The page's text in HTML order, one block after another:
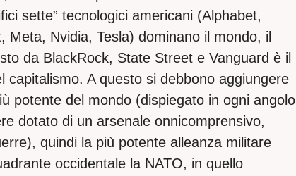
sette” tecnologici americani (Alphabet,
Meta, Nvidia, Tesla) dominano il mondo, il
da BlackRock, State Street e Vanguard è il
capitalismo. A questo si debbono aggiungere
potente del mondo (dispiegato in ogni angolo
dotato di un arsenale onnicomprensivo,
quindi la più potente alleanza militare
occidentale la NATO, in quello